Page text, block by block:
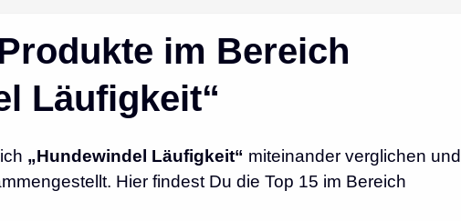
im Bereich
Läufigkeit“
„Hundewindel Läufigkeit“ miteinander verglichen und
Hier findest Du die Top 15 im Bereich